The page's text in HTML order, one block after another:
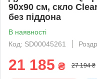
90x90 см, скло
без піддона
В наявності
Код: SD00045261
21 185 ₴ 27 194 ₴